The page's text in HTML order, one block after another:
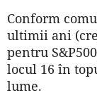
Conform
ultimii ani
pentru
locul 16 în
lume.